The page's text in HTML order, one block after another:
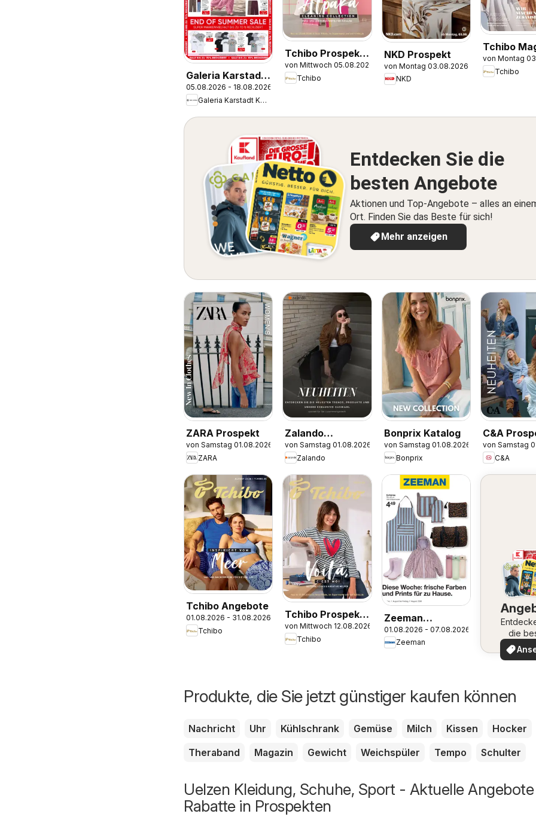
Galeria Karstadt
Kaufhof
Prospekt
05.08.2026 - 18.08.2026
Galeria Karstadt Kaufhof
Tchibo Prospekt
Alpaka cleaning
collection
von Mittwoch 05.08.2026
Tchibo
NKD Prospekt
von Montag 03.08.2026
NKD
Tchibo
Momente
von Montag
Tchibo
Entdecken Sie die
besten Angebote
Aktionen und Top-Angebote – alles an
Ort. Finden Sie das Beste für sich!
Mehr anzeigen
ZARA Prospekt
von Samstag 01.08.2026
ZARA
Zalando
Prospekt
von Samstag 01.08.2026
Zalando
Bonprix Katalog
von Samstag 01.08.2026
Bonprix
C&A
von Samstag
C&A
Tchibo Angebote
01.08.2026 - 31.08.2026
Tchibo
Tchibo Prospekt
Zeitlose Looks &
Kreative Helfer
von Mittwoch 12.08.2026
Tchibo
Zeeman
Aktueller
Prospekt
01.08.2026 - 07.08.2026
Zeeman
die
Produkte, die Sie jetzt günstiger kaufen können
Nachricht Uhr Kühlschrank Gemüse Milch Kissen
Hocker
Theraband
Magazin Gewicht Weichspüler Tempo Schulter
Uelzen Kleidung, Schuhe, Sport - Aktuelle
Rabatte in Prospekten